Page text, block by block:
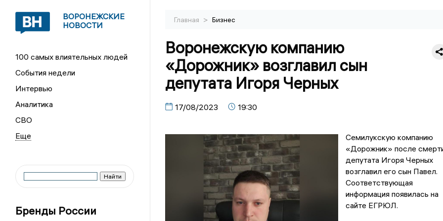
ВОРОНЕЖСКИЕ
НОВОСТИ
100 самых влиятельных людей
События недели
Интервью
Аналитика
СВО
Бренды России
Главная > Бизнес
Воронежскую компанию
«Дорожник» возглавил сын
депутата Игоря Черных
17/08/2023 19:30
Семилукскую компанию
«Дорожник» после
депутата Игоря Черных
возглавил его сын Павел.
Соответствующая
информация появилась на
сайте ЕГРЮЛ.